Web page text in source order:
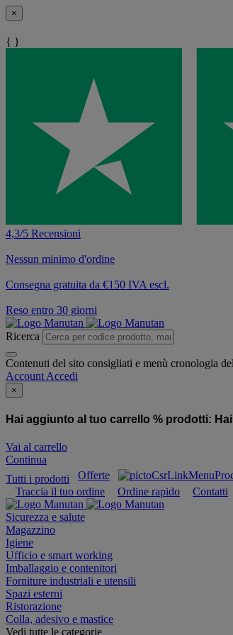
×
{ }
4,3/5 Recensioni
Nessun minimo d'ordine
Consegna gratuita da €150 IVA escl.
Reso entro 30 giorni
Ricerca
Contenuti del sito consigliati e menù cronologia
Account Accedi
×
Hai aggiunto al tuo carrello % prodotti:
Vai al carrello
Continua
Tutti i prodotti
Offerte
Traccia il tuo ordine
Ordine rapido Contatti
Sicurezza e salute
Magazzino
Igiene
Ufficio e smart working
Imballaggio e contenitori
Forniture industriali e utensili
Spazi esterni
Ristorazione
Colla, adesivo e mastice
Vedi tutte le categorie